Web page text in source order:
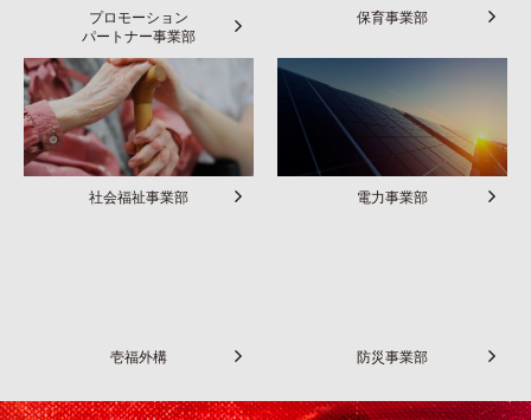
プロモーション
パートナー事業部
保育事業部
社会福祉事業部 電力事業部
壱福外構 防災事業部